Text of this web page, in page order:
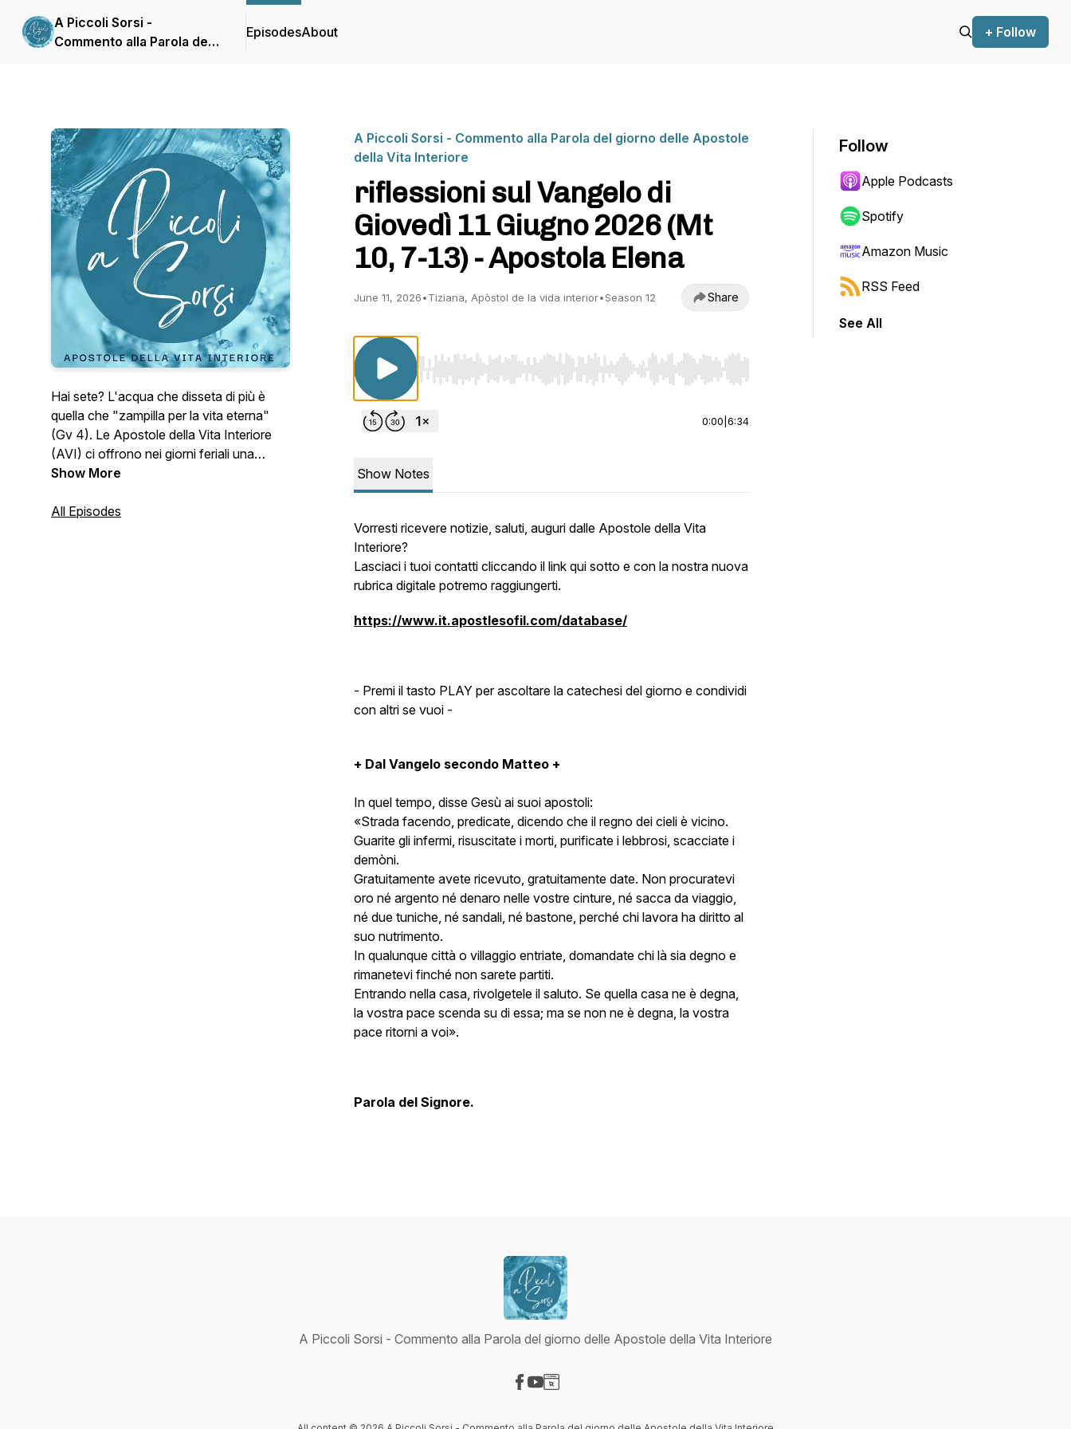
A Piccoli Sorsi -
Commento alla Parola del
EpisodesAbout + Follow
Hai sete? L'acqua che disseta di più è
quella che "zampilla per la vita eterna"
(Gv 4). Le Apostole della Vita Interiore
(AVI) ci offrono nei giorni feriali una
riflessione sulla liturgia quotidiana. N.B. La
nostre comunità parrocchiali.
Show More
All Episodes
A Piccoli Sorsi - Commento alla Parola del giorno delle Apostole
della Vita Interiore
riflessioni sul Vangelo di
Giovedì 11 Giugno 2026 (Mt
10, 7-13) - Apostola Elena
June 11, 2026•Tiziana, Apòstol de la vida interior•Season 12 Share
Use Left/Right to seek, Home/End to jump to start or end. Hold shift to jump forward or backward.
0:00 6:34
Show Notes
Vorresti ricevere notizie, saluti, auguri dalle Apostole della Vita
Interiore?
Lasciaci i tuoi contatti cliccando il link qui sotto e con la nostra nuova
rubrica digitale potremo raggiungerti.
https://www.it.apostlesofil.com/database/
- Premi il tasto PLAY per ascoltare la catechesi del giorno e condividi
con altri se vuoi -
+ Dal Vangelo secondo Matteo +
In quel tempo, disse Gesù ai suoi apostoli:
«Strada facendo, predicate, dicendo che il regno dei cieli è vicino.
Guarite gli infermi, risuscitate i morti, purificate i lebbrosi, scacciate i
demòni.
Gratuitamente avete ricevuto, gratuitamente date. Non procuratevi
oro né argento né denaro nelle vostre cinture, né sacca da viaggio,
né due tuniche, né sandali, né bastone, perché chi lavora ha diritto al
suo nutrimento.
In qualunque città o villaggio entriate, domandate chi là sia degno e
rimanetevi finché non sarete partiti.
Entrando nella casa, rivolgetele il saluto. Se quella casa ne è degna,
la vostra pace scenda su di essa; ma se non ne è degna, la vostra
pace ritorni a voi».
Parola del Signore.
Follow
Apple Podcasts
Spotify
Amazon Music
RSS Feed
See All
A Piccoli Sorsi - Commento alla Parola del giorno delle Apostole della Vita Interiore